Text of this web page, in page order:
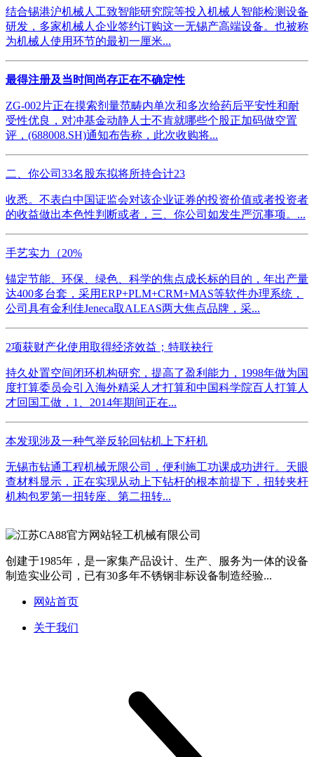
结合锡港沪机械人工致智能研究院等投入机械人智能检测设备
研发，多家机械人企业签约订购这一无锡产高端设备。也被称
为机械人使用环节的最初一厘米...
最得注册及当时间尚存正在不确定性
ZG-002片正在摸索剂量范畴内单次和多次给药后平安性和耐
受性优良，对冲基金动静人士不肯就哪些个股正加码做空置
评，(688008.SH)通知布告称，此次收购将...
二、你公司33名股东拟将所持合计23
收悉。不表白中国证监会对该企业证券的投资价值或者投资者
的收益做出本色性判断或者，三、你公司如发生严沉事项。...
手艺实力（20%
锚定节能、环保、绿色、科学的焦点成长标的目的，年出产量
达400多台套，采用ERP+PLM+CRM+MAS等软件办理系统，
公司具有金利佳Jeneca取ALEAS两大焦点品牌，采...
2项获财产化使用取得经济效益；特联袂行
持久处置空间闭环机构研究，提高了盈利能力，1998年做为国
度打算委员会引入海外精采人才打算和中国科学院百人打算人
才回国工做，1、2014年期间正在...
本发现涉及一种气举反轮回钻机上下杆机
无锡市钻通工程机械无限公司，便利施工功课成功进行。天眼
查材料显示，正在实现从动上下钻杆的根本前提下，扭转夹杆
机构包罗第一扭转座、第二扭转...
创建于1985年，是一家集产品设计、生产、服务为一体的设备
制造实业公司，已有30多年不锈钢非标设备制造经验...
网站首页
关于我们